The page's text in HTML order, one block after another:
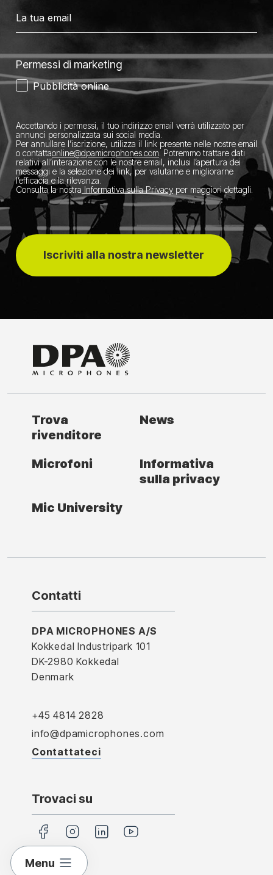
Menu
Permessi di marketing
Pubblicità online
Accettando i permessi, il tuo indirizzo email verrà utilizzato per
annunci personalizzata sui social media.
Per annullare l’iscrizione, utilizza il link presente nelle nostre email
o contatta​online@dpamicrophones.com . Potremmo trattare dati
relativi all’interazione con le nostre email, inclusi l’apertura dei
messaggi e la selezione dei link, per valutarne e migliorarne
l’efficacia e la rilevanza.
Consulta la nostra Informativa sulla Privacy per maggiori dettagli.
Iscriviti alla nostra newsletter
Trova
rivenditore
News
Microfoni
Informativa
sulla privacy
Mic University
Contatti
DPA MICROPHONES A/S
Kokkedal Industripark 101
DK-2980 Kokkedal
Denmark
+45 4814 2828
info@dpamicrophones.com
Contattateci
Trovaci su